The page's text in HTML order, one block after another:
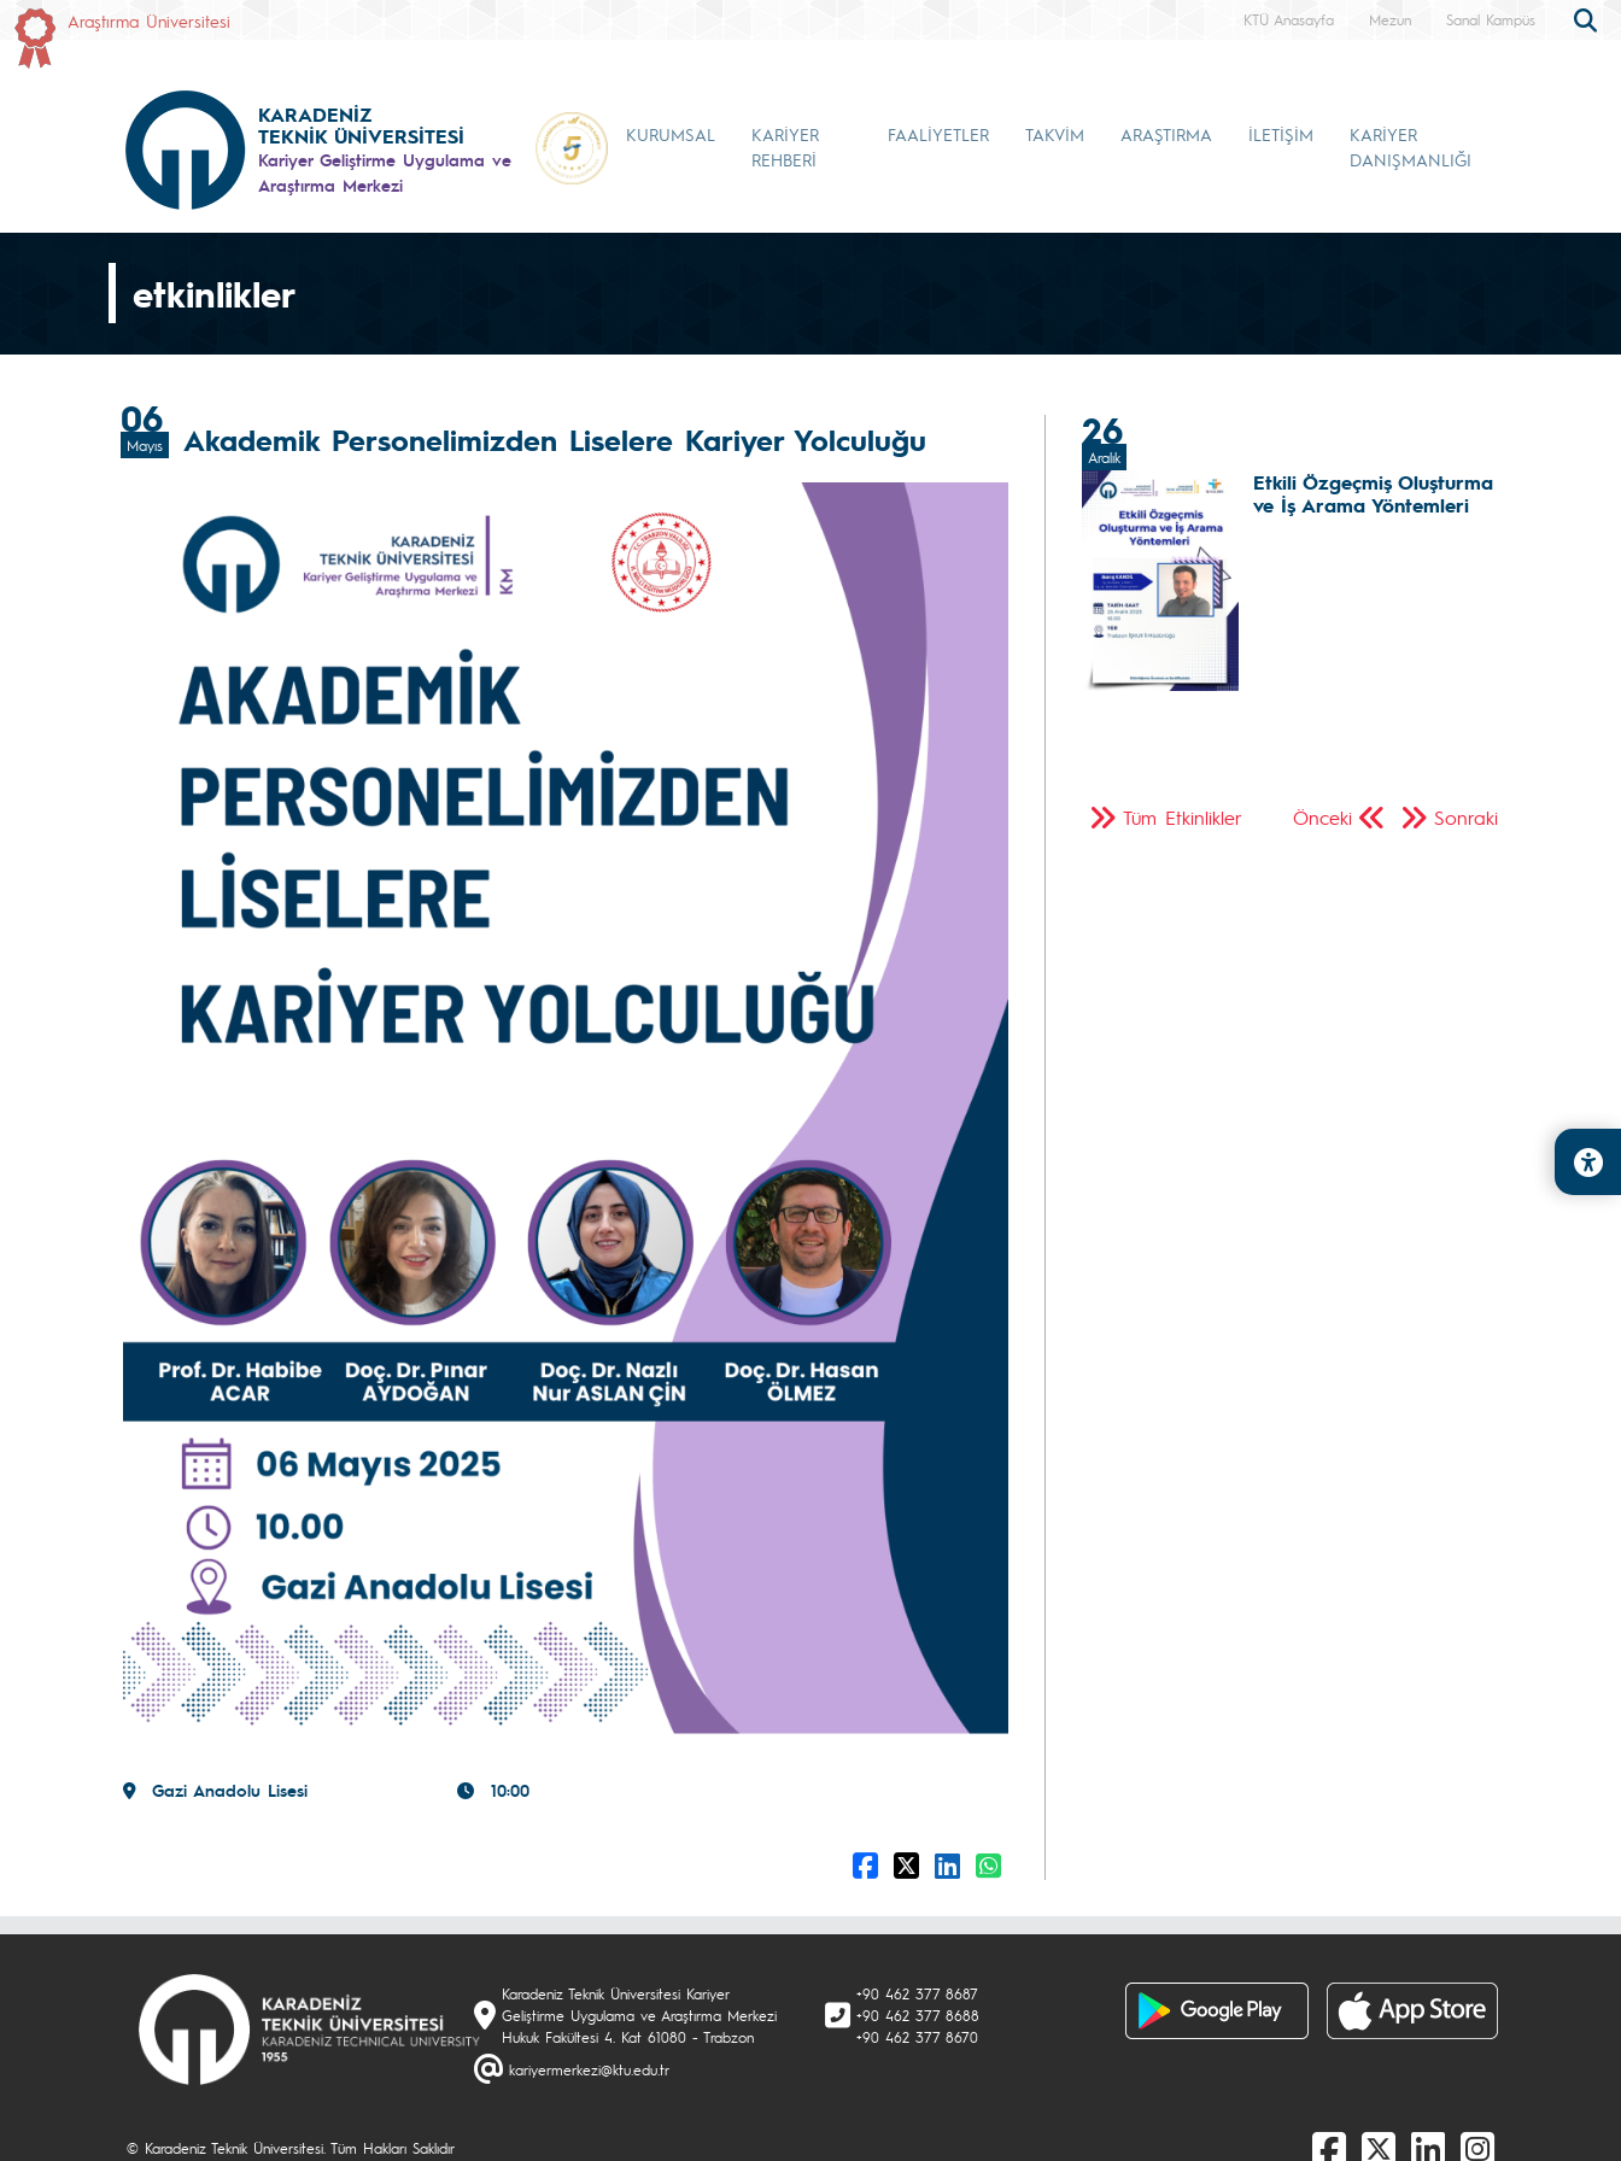
Araştırma Üniversitesi KTÜ Anasayfa Mezun Sanal Kampüs
KARADENİZ
TEKNİK ÜNİVERSİTESİ
Kariyer Geliştirme Uygulama ve
Araştırma Merkezi
KURUMSAL
KARİYER
REHBERİ
FAALİYETLER TAKVİM ARAŞTIRMA İLETİŞİM
KARİYER
DANIŞMANLIĞI
etkinlikler
06
Mayıs Akademik Personelimizden Liselere Kariyer Yolculuğu
Gazi Anadolu Lisesi 10:00
26
Aralık
Etkili Özgeçmiş Oluşturma
ve İş Arama Yöntemleri
Önceki Sonraki
Tüm Etkinlikler
Karadeniz Teknik Üniversitesi Kariyer
Geliştirme Uygulama ve Araştırma Merkezi
Hukuk Fakültesi 4. Kat 61080 - Trabzon
kariyermerkezi@ktu.edu.tr
+90 462 377 8687
+90 462 377 8688
+90 462 377 8670
© Karadeniz Teknik Üniversitesi. Tüm Hakları Saklıdır